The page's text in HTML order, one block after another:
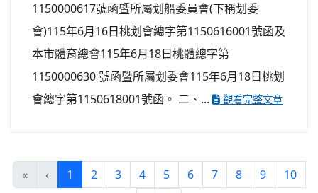
1150000617號函暨所屬划船委員會(下稱划委
會)115年6月16日桃划會總字第1150616001號函及
本市體育總會115年6月18日桃體總字第
1150000630 號函暨所屬划委會115年6月18日桃划
會總字第1150618001號函。 二、...
觀看完整文章
« ‹ 1 (current)
2 3 4 5 6 7 8 9
10